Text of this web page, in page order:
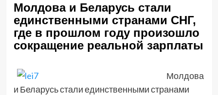
Молдова и Беларусь стали
единственными странами СНГ,
где в прошлом году произошло
сокращение реальной зарплаты
Молдова
и Беларусь стали единственными странами